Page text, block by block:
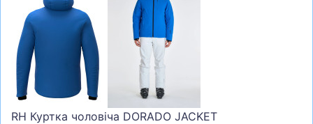
RH Куртка чоловіча DORADO JACKET